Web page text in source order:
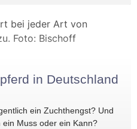
in Deutschland
ein Zuchthengst? Und
Muss oder ein Kann?